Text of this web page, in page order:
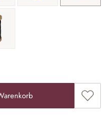
Wert ein oder
Zum